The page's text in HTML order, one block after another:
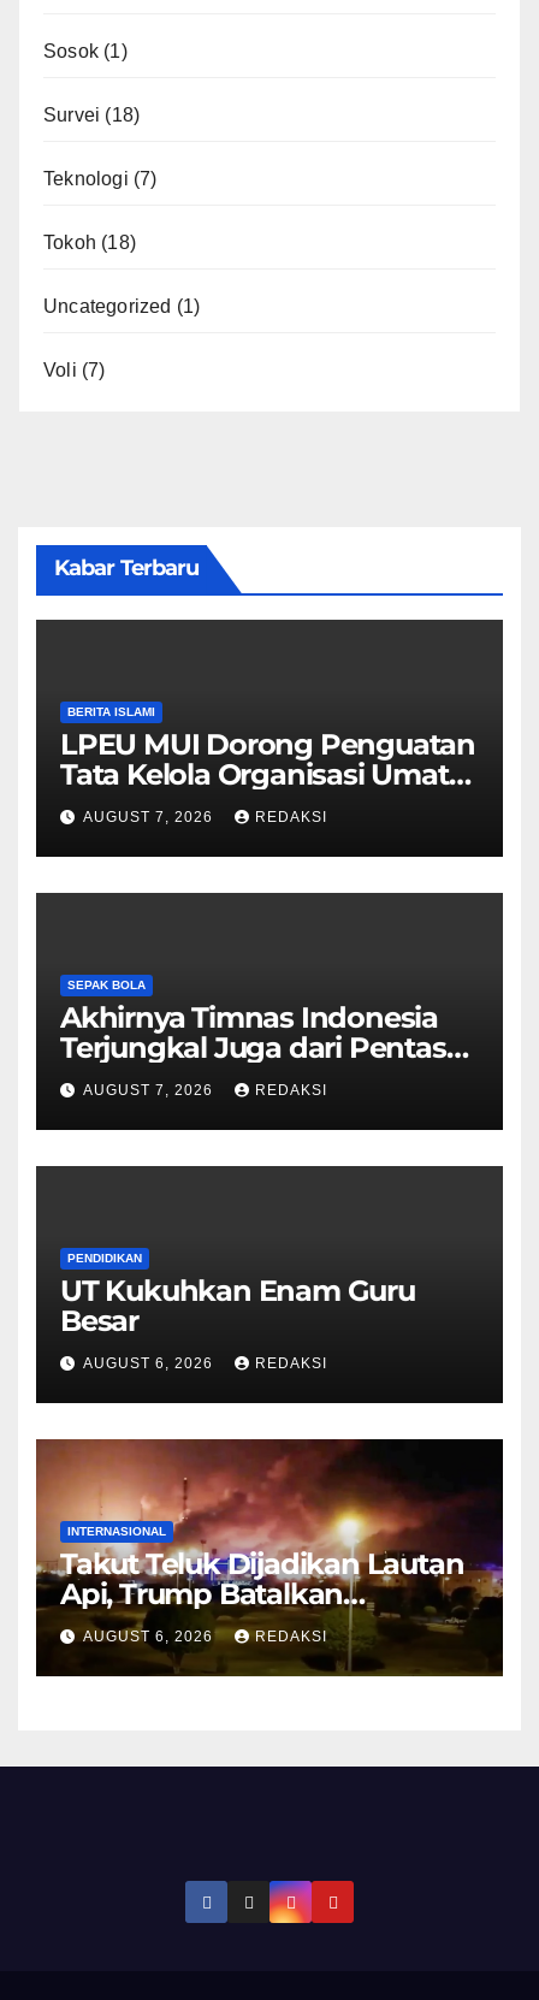
Sosok (1)
Survei (18)
Teknologi (7)
Tokoh (18)
Uncategorized (1)
Voli (7)
Kabar Terbaru
BERITA ISLAMI
LPEU MUI Dorong Penguatan
Tata Kelola Organisasi Umat
Lebih Profesional
AUGUST 7, 2026 REDAKSI
SEPAK BOLA
Akhirnya Timnas Indonesia
Terjungkal Juga dari Pentas
Piala AFF 2026
AUGUST 7, 2026 REDAKSI
PENDIDIKAN
UT Kukuhkan Enam Guru
Besar
AUGUST 6, 2026 REDAKSI
INTERNASIONAL
Takut Teluk Dijadikan Lautan
Api, Trump Batalkan
Serangan ke Iran
AUGUST 6, 2026 REDAKSI